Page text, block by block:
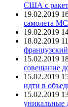
США с
19.02.2019
самолета
19.02.2019
18.02.2019
15.02.2019
совещание
15.02.2019
идти в
15.02.2019
уникальные